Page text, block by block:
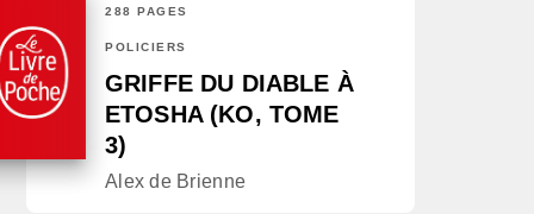
288 PAGES
POLICIERS
GRIFFE DU DIABLE À
ETOSHA (KO, TOME
3)
Alex de Brienne